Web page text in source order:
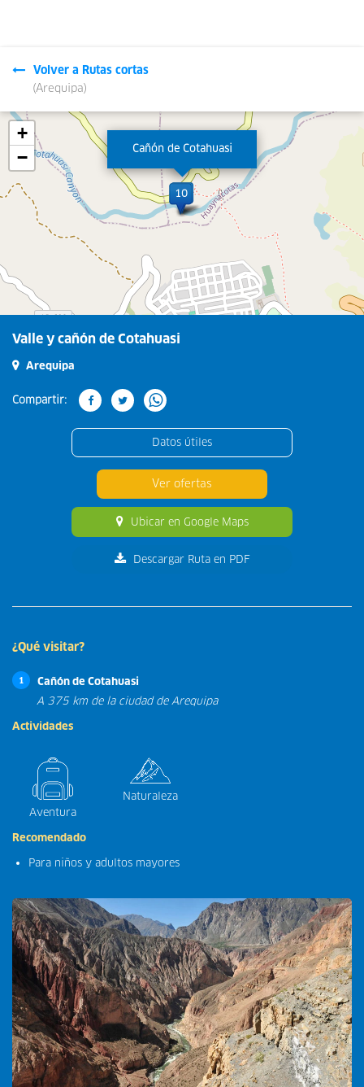
Volver a Rutas cortas
(Arequipa)
Cañón de Cotahuasi
+
−
Valle y cañón de Cotahuasi
Arequipa
Compartir:
Datos útiles
Ver ofertas
Ubicar en Google Maps
Descargar Ruta en PDF
¿Qué visitar?
1
Cañón de Cotahuasi
A 375 km de la ciudad de Arequipa
Actividades
Aventura
Naturaleza
Recomendado
Para niños y adultos mayores